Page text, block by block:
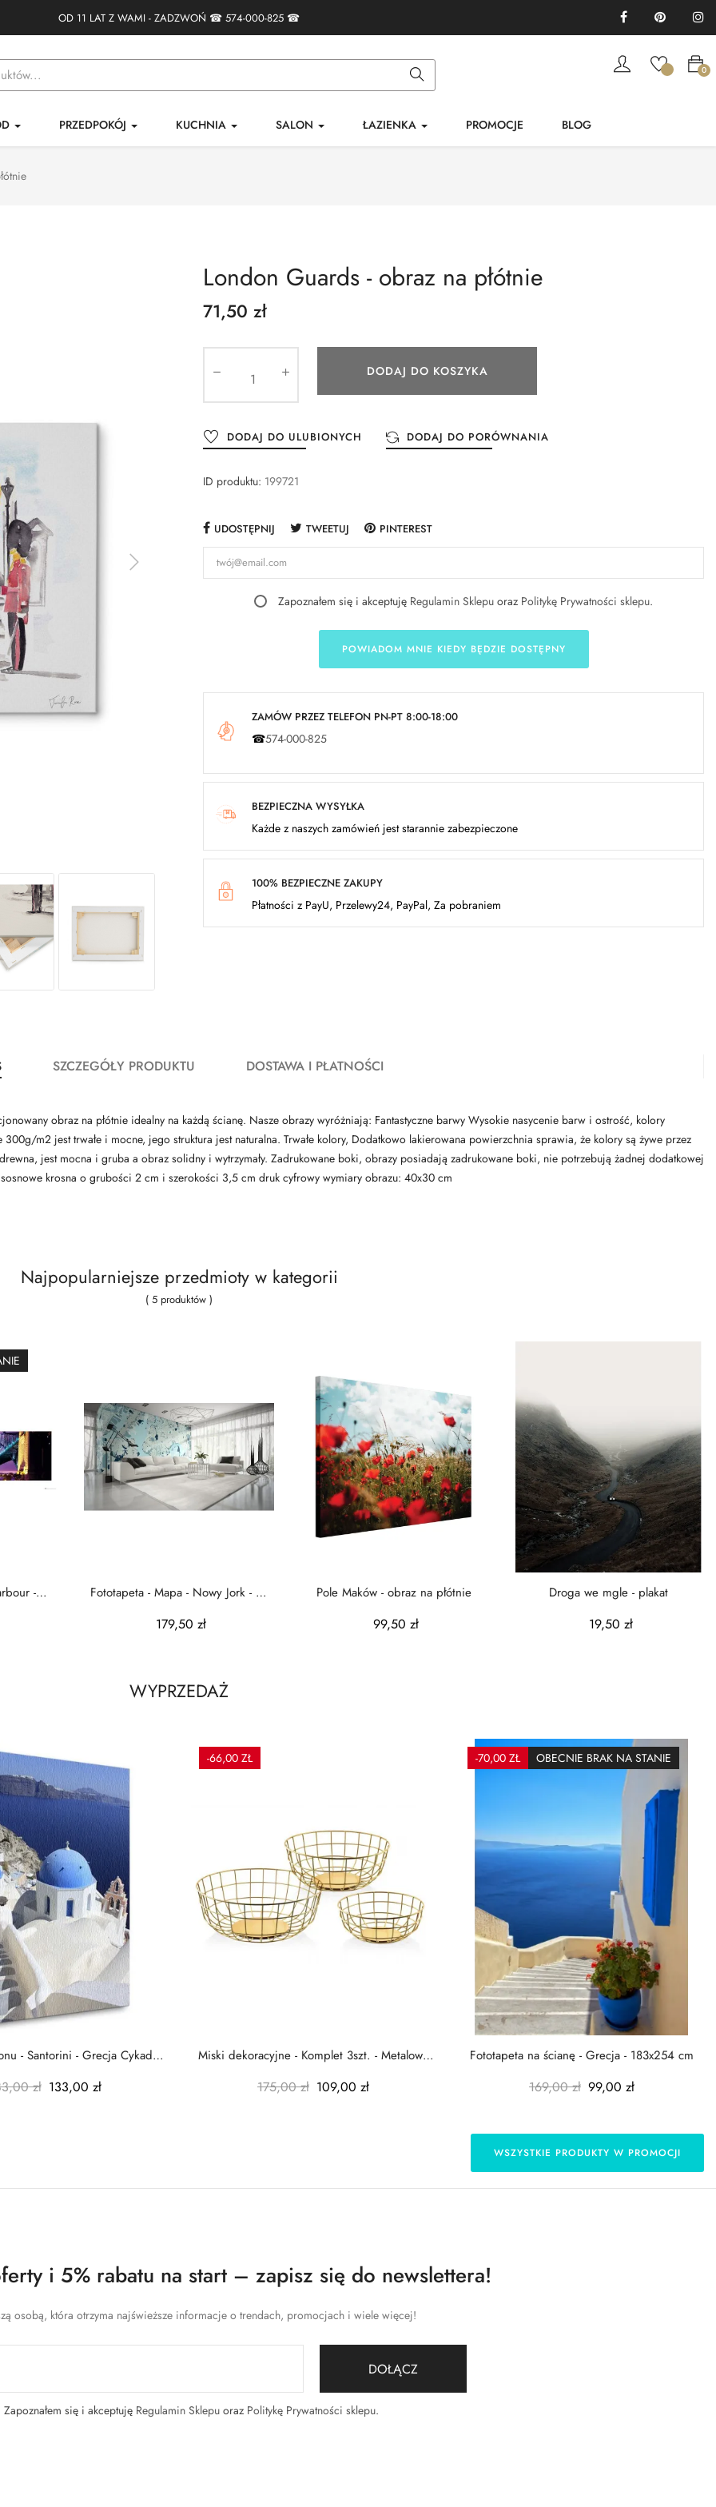
OD 11 LAT Z WAMI - ZADZWOŃ ☎ 574-000-825 ☎ FacebookPinterest
0
PRZEDPOKÓJ KUCHNIA SALON ŁAZIENKA PROMOCJE BLOG
London Guards - obraz na płótnie
71,50 zł
DODAJ DO KOSZYKA
DODAJ DO ULUBIONYCH DODAJ DO PORÓWNANIA
ID produktu: 199721
UDOSTĘPNIJ TWEETUJ PINTEREST
Zapoznałem się i akceptuję Regulamin Sklepu oraz Politykę Prywatności sklepu.
POWIADOM MNIE KIEDY BĘDZIE DOSTĘPNY
ZAMÓW PRZEZ TELEFON PN-PT 8:00-18:00
☎574-000-825
BEZPIECZNA WYSYŁKA
Każde z naszych zamówień jest starannie zabezpieczone
100% BEZPIECZNE ZAKUPY
Płatności z PayU, Przelewy24, PayPal, Za pobraniem
SZCZEGÓŁY PRODUKTU DOSTAWA I PŁATNOŚCI
obraz na płótnie idealny na każdą ścianę. Nasze obrazy wyróżniają: Fantastyczne barwy Wysokie nasycenie barw i ostrość, kolory
300g/m2 jest trwałe i mocne, jego struktura jest naturalna. Trwałe kolory, Dodatkowo lakierowana powierzchnia sprawia, że kolory są żywe przez
jest mocna i gruba a obraz solidny i wytrzymały. Zadrukowane boki, obrazy posiadają zadrukowane boki, nie potrzebują żadnej dodatkowej
krosna o grubości 2 cm i szerokości 3,5 cm druk cyfrowy wymiary obrazu: 40x30 cm
Najpopularniejsze przedmioty w kategorii
( 5 produktów )
-
Fototapeta - Mapa - Nowy Jork - W
179,50 zł
Pole Maków - obraz na płótnie
99,50 zł
Droga we mgle - plakat
19,50 zł
WYPRZEDAŻ
- Santorini - Grecja Cykady
zł 133,00 zł
-66,00 ZŁ
Miski dekoracyjne - Komplet 3szt. - Metalowe
175,00 zł 109,00 zł
-70,00 ZŁ OBECNIE BRAK NA STANIE
Fototapeta na ścianę - Grecja - 183x254 cm
169,00 zł 99,00 zł
WSZYSTKIE PRODUKTY W PROMOCJI
i 5% rabatu na start – zapisz się do newslettera!
osobą, która otrzyma najświeższe informacje o trendach, promocjach i wiele więcej!
DOŁĄCZ
Zapoznałem się i akceptuję Regulamin Sklepuoraz Politykę Prywatności sklepu.